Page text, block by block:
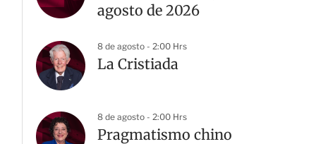
agosto de 2026
8 de agosto - 2:00 Hrs
La Cristiada
8 de agosto - 2:00 Hrs
Pragmatismo chino